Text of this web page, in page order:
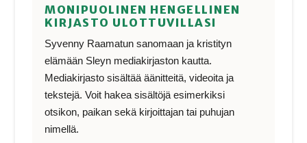
MONIPUOLINEN HENGELLINEN
KIRJASTO ULOTTUVILLASI
Syvenny Raamatun sanomaan ja kristityn
elämään Sleyn mediakirjaston kautta.
Mediakirjasto sisältää äänitteitä, videoita ja
tekstejä. Voit hakea sisältöjä esimerkiksi
otsikon, paikan sekä kirjoittajan tai puhujan
nimellä.